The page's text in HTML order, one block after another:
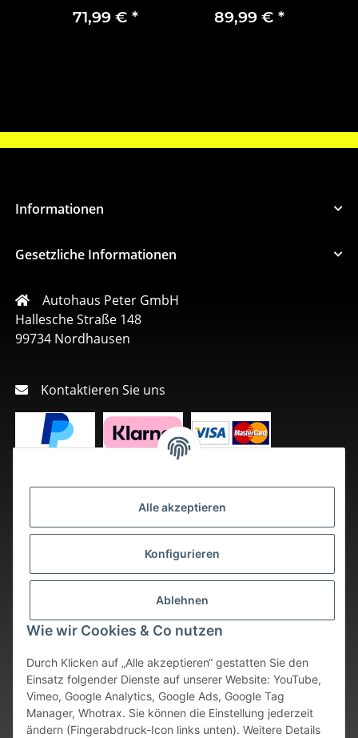
Alle akzeptieren
Konfigurieren
Ablehnen
Wie wir Cookies & Co nutzen
Durch Klicken auf „Alle akzeptieren“ gestatten Sie den
Einsatz folgender Dienste auf unserer Website: YouTube,
Vimeo, Google Analytics, Google Ads, Google Tag
Manager, Whotrax. Sie können die Einstellung jederzeit
ändern (Fingerabdruck-Icon links unten). Weitere Details
– OE 13191106
71,99 € *
Riemenspanner
89,99 € *
Informationen
Gesetzliche Informationen
Autohaus Peter GmbH
Hallesche Straße 148
99734 Nordhausen
Kontaktieren Sie uns
Vertrag widerrufen